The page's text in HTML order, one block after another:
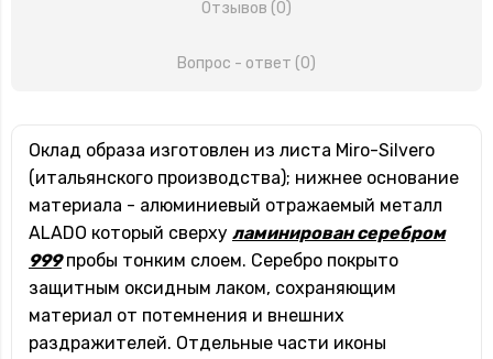
Отзывов (0)
Вопрос - ответ (0)
Оклад образа изготовлен из листа Miro-Silvero
(итальянского производства); нижнее основание
материала - алюминиевый отражаемый металл
ALADO который сверху ламинирован серебром
999пробы тонким слоем. Серебро покрыто
защитным оксидным лаком, сохраняющим
материал от потемнения и внешних
раздражителей. Отдельные части иконы